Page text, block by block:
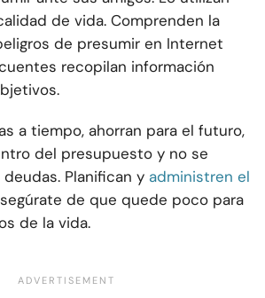
de vida. Comprenden la
de presumir en Internet
recopilan información
a tiempo, ahorran para el futuro,
del presupuesto y no se
Planifican y administren el
de que quede poco para
de la vida.